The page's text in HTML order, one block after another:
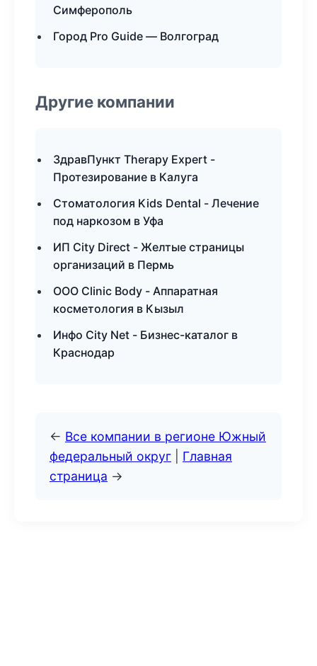
Симферополь
Город Pro Guide — Волгоград
Другие компании
ЗдравПункт Therapy Expert -
Протезирование в Калуга
Стоматология Kids Dental - Лечение
под наркозом в Уфа
ИП City Direct - Желтые страницы
организаций в Пермь
ООО Clinic Body - Аппаратная
косметология в Кызыл
Инфо City Net - Бизнес-каталог в
Краснодар
← Все компании в регионе Южный
федеральный округ
Главная
страница →